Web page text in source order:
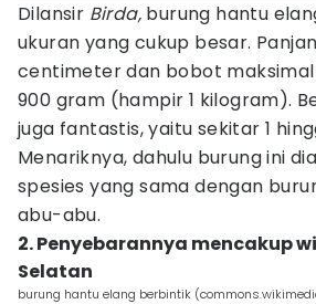
Dilansir Birda, burung hantu
ukuran yang cukup besar.
centimeter dan bobot
900 gram (hampir 1 kilogram).
juga fantastis, yaitu sekitar 1
Menariknya, dahulu burung ini
spesies yang sama dengan
abu-abu.
2. Penyebarannya mencakup
Selatan
burung hantu elang berbintik